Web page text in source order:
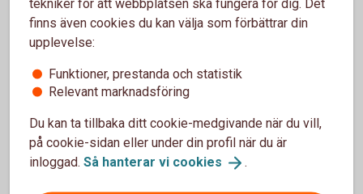
utan pappershantering. Leverantörsportalen är
tillgänglig alla dagar mellan kl. 07.00–22.00, vilket
ger dig flexibilitet att arbeta när det passar dig och
Logga in i internetbanken och nå
Leverantörsportalen
tekniker för att webbplatsen ska fungera för dig. Det
finns även cookies du kan välja som förbättrar din
upplevelse:
Funktioner, prestanda och statistik
Relevant marknadsföring
Du kan ta tillbaka ditt cookie-medgivande när du vill,
på cookie-sidan eller under din profil när du är
inloggad. Så hanterar vi cookies .